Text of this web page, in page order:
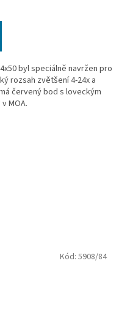
byl speciálně navržen pro
rozsah zvětšení 4-24x a
červený bod s loveckým
MOA.
Kód: 5908/84